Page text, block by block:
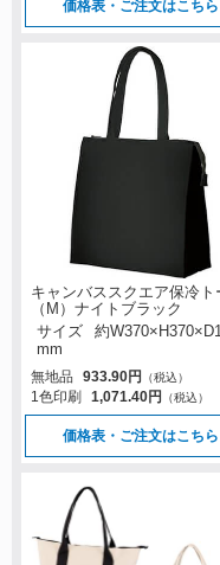
価格表・ご注文はこちら
キャンバススクエア保冷ト
（M）ナイトブラック
サイズ
約
mm
無地品
933.90円 （税込）
1色印刷 1,071.40円 （税込）
価格表・ご注文はこちら